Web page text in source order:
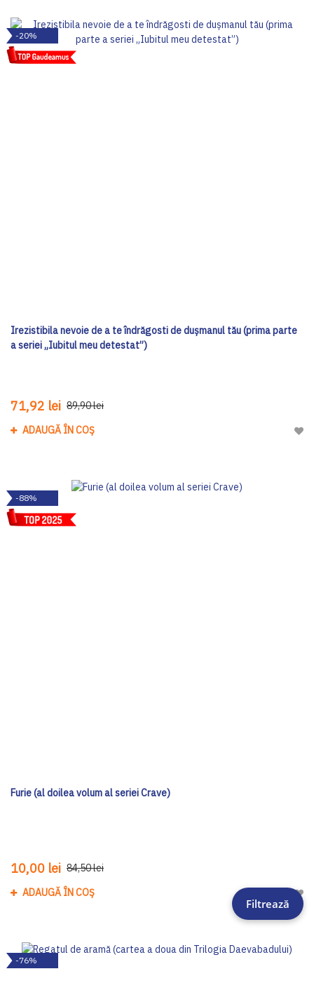
-20%
Irezistibila nevoie de a te îndrăgosti de dușmanul tău (prima parte
a seriei „Iubitul meu detestat”)
71,92 lei 89,90 lei
ADAUGĂ ÎN COȘ
-88%
Furie (al doilea volum al seriei Crave)
10,00 lei 84,50 lei
ADAUGĂ ÎN COȘ
-76%
Filtrează